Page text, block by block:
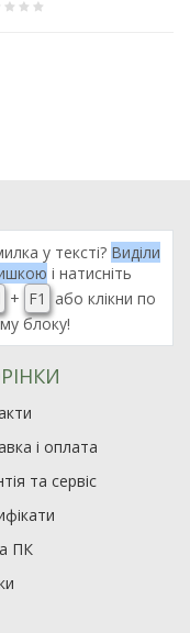
у тексті? Виділи
і натисніть
+ F1
або клікни по
блоку!
і оплата
та сервіс
ПК